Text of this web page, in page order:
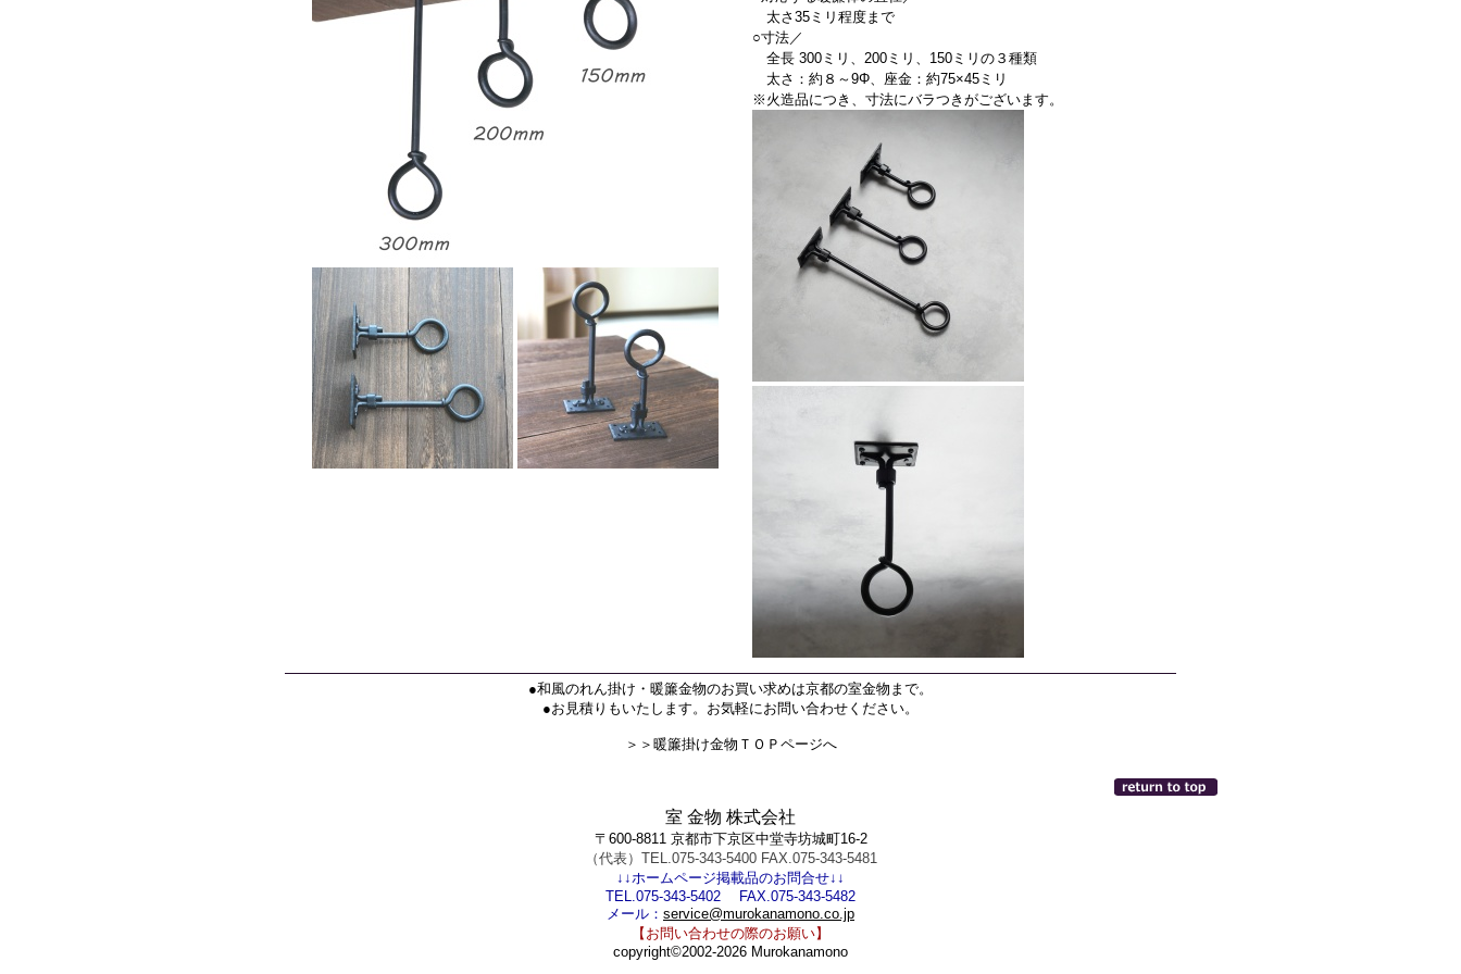
太さ35ミリ程度まで
○寸法／
全長 300ミリ、200ミリ、150ミリの３種類
太さ：約８～9Φ、座金：約75×45ミリ
※火造品につき、寸法にバラつきがございます。
●和風のれん掛け・暖簾金物のお買い求めは京都の室金物まで。
●お見積りもいたします。お気軽にお問い合わせください。
＞＞暖簾掛け金物ＴＯＰページへ
室 金物 株式会社
〒600-8811 京都市下京区中堂寺坊城町16-2
（代表）TEL.075-343-5400 FAX.075-343-5481
↓↓ホームページ掲載品のお問合せ↓↓
TEL.075-343-5402 FAX.075-343-5482
メール： service@murokanamono.co.jp
【お問い合わせの際のお願い】
copyright©2002-2026 Murokanamono